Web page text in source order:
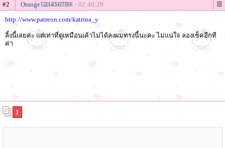
#2 Orange123456789
04-11-2023 - 02:40:29
http://www.patreon.com/katrina_y
ลิ้งนี้เลยค่ะ แต่เท่าที่ดูเหมือนเค้าไม่ได้ลงผมทรงนี้นะคะ ไม่แน่ใจ ลองเช็คอีกที
ค่า
1